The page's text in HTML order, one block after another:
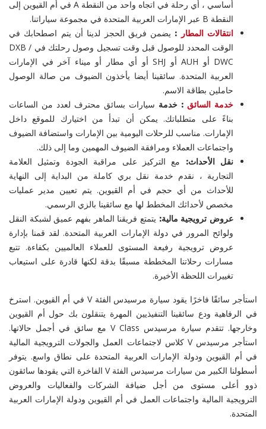
أساسي ، أي رحلة في اتجاه واحد من النقطة A في أم القيوين إلى
النقطة B عبر الإمارات العربية المتحدة في مجموعة سياراتنا.
انتقالات المطار :يضمن فريق الحجز لدينا أن يتم اصطحابك في
الوقت المحدد للوصول قبل وقت تسجيل وصول رحلتك في DXB /
DWC أو AUH أو SHJ أو أي مطار أو ميناء آخر في الإمارات
العربية المتحدة. سائقينا أيضا يأخذون الضيوف من صالة الوصول
حاملين بطاقة الاسم.
خدمة السائق: خدمة سيارات بسائق محترف لعدد من الساعات
بناءً على متطلباتك. يمكن أن تبدأ من اختيارك للموقع داخل
الإمارات. مناسب للرحلات اليومية بين الإمارات واستضافة الضيوف
واجتماعات العملاء ومرافقة الضيوف المهمين وما إلى ذلك.
نقل الأحداث: مع التركيز على مراقبة الجودة وتمثيل العلامة
التجارية ، نقدم خدمة نقل بري كاملة من البداية إلى النهاية
للأحداث من أي حجم في أم القيوين. يتم تعيين مدير عمليات
مخصص لأحداثك المخطط لها مع سائقينا بالزي الرسمي.
عروض ترويجية مالية: يتمتع فريقنا الماهر بفهم عميق لشبكة النقل
ولوائح المرور في دولة الإمارات العربية المتحدة. لقد قمنا بإدارة
عروض ترويجية رفيعة المستوى للعملاء العالميين بكفاءة. تتبع
مسارات رحلاتنا المخططة مسبقًا بدقة لكنها قادرة على استيعاب
تغييرات اللحظة الأخيرة.
استأجر سائقًا فاخرًا يقود سيارة مرسيدس الفئة V في أم القيوين. استرخ
في الرفاهية ودع سائقينا التنفيذيين المهرة يتنقلون بك حول أم القيوين
وخارجها. تتقدم سيارة مرسيدس V Class مع سائق في أجمل حالاتها.
استأجر مرسيدس V كلاس لاجتماعات العمل والجولات الترويجية المالية
في أم القيوين ودولة الإمارات العربية المتحدة على نطاق واسع. يتوفر
أسطولنا الكبير من سيارات مرسيدس الفئة V الفاخرة التي يقودها سائقون
ذوو أعلى مستوى من أجل ضيافة الشركات والفعاليات والعروض
الترويجية المالية واجتماعات العمل في أم القيوين ودولة الإمارات العربية
المتحدة.